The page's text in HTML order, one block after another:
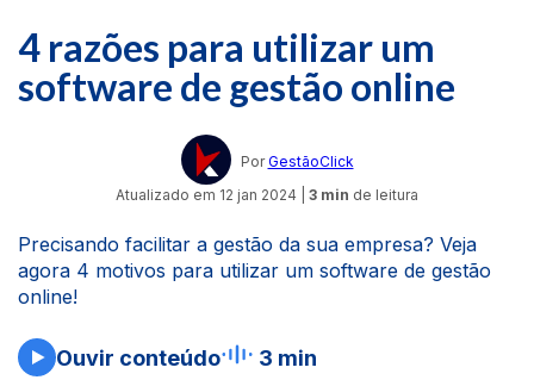
4 razões para utilizar um
software de gestão online
Por GestãoClick
Atualizado em 12 jan 2024 3 min de leitura
Precisando facilitar a gestão da sua empresa? Veja
agora 4 motivos para utilizar um software de gestão
online!
Ouvir conteúdo 3 min